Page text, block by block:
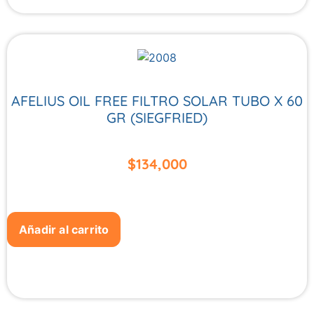
AFELIUS OIL FREE FILTRO SOLAR TUBO X 60
GR (SIEGFRIED)
$134,000
Añadir al carrito